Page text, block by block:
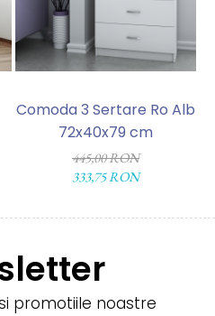
Comoda 3 Sertare Ro Alb
72x40x79 cm
445,00 RON
333,75 RON
promotiile noastre